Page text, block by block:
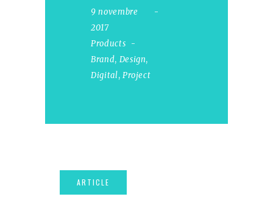
9 novembre
2017
Products
Brand, Design,
Digital, Project